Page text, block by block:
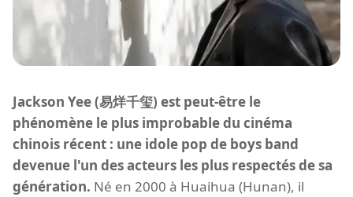
Jackson Yee (易烊千玺) est peut-être le
phénomène le plus improbable du cinéma
chinois récent : une idole pop de boys band
devenue l'un des acteurs les plus respectés de sa
génération. Né en 2000 à Huaihua (Hunan), il